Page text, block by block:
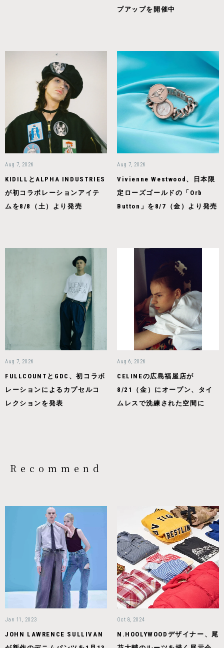
プアップを開催中
Aug 7, 2026
KIDILLとALPHA INDUSTRIES
が初コラボレーションアイテ
ムを8/8（土）より発売
Aug 7, 2026
Vivienne Westwood、日本限
定ローズゴールドの「Orb
Button」を8/7（金）より発売
Aug 7, 2026
FULLCOUNTとGDC、初コラボ
レーションによるカプセルコ
レクションを発表
Aug 6, 2026
CELINEの広島福屋店が
8/21（金）にオープン、タイ
ムレスで洗練された空間に
Recommend
Jan 11, 2023
JOHN LAWRENCE SULLIVAN
Oct 8, 2024
N.HOOLYWOODデザイナー、尾